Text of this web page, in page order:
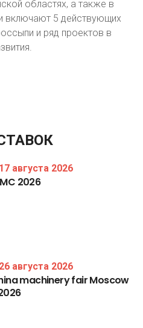
областях, а также в
включают 5 действующих
и ряд проектов в
17 августа 2026
2026
26 августа 2026
machineryfairMoscow